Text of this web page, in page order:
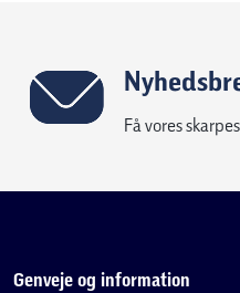
Få vores
Genveje og information